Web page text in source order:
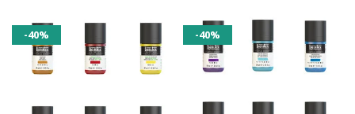
-40% -40%